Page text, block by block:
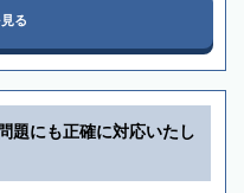
る
題にも正確に対応いたし